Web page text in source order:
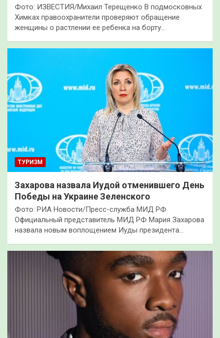
Фото: ИЗВЕСТИЯ/Михаил Терещенко В подмосковных
Химках правоохранители проверяют обращение
женщины о растлении ее ребенка на борту…
ТУРИЗМ
Захарова назвала Иудой отменившего День
Победы на Украине Зеленского
Фото: РИА Новости/Пресс-служба МИД РФ
Официальный представитель МИД РФ Мария Захарова
назвала новым воплощением Иуды президента…